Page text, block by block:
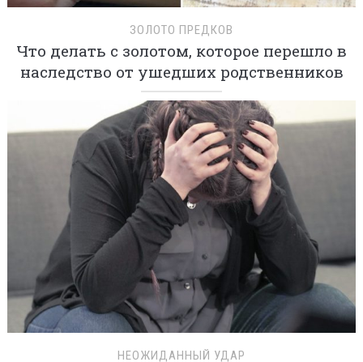
ЗОЛОТО ПРЕДКОВ
Что делать с золотом, которое перешло в
наследство от ушедших родственников
НЕОЖИДАННЫЙ УДАР